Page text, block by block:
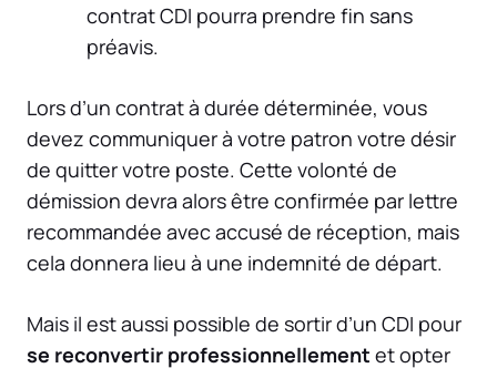
contrat CDI pourra prendre fin sans
préavis.
Lors d’un contrat à durée déterminée, vous
devez communiquer à votre patron votre désir
de quitter votre poste. Cette volonté de
démission devra alors être confirmée par lettre
recommandée avec accusé de réception, mais
cela donnera lieu à une indemnité de départ.
Mais il est aussi possible de sortir d’un CDI pour
se reconvertir professionnellement et opter